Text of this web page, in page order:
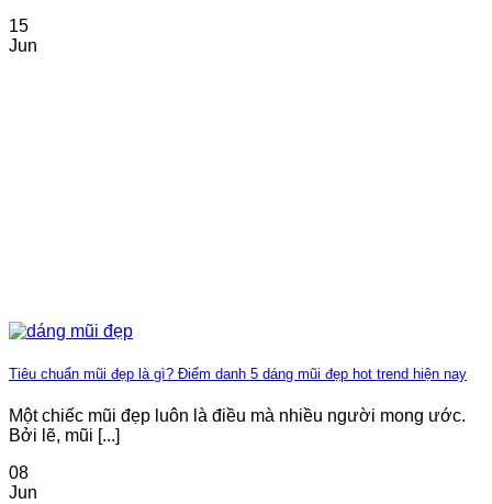
15
Jun
Tiêu chuẩn mũi đẹp là gì? Điểm danh 5 dáng mũi đẹp hot trend hiện nay
Một chiếc mũi đẹp luôn là điều mà nhiều người mong ước.
Bởi lẽ, mũi [...]
08
Jun